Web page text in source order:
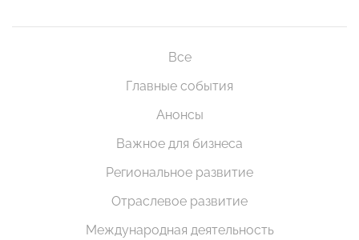
Все
Главные события
Анонсы
Важное для бизнеса
Региональное развитие
Отраслевое развитие
Международная деятельность